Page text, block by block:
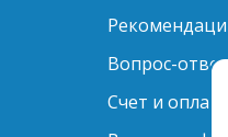
Вопрос-ответ
Счет и оплата